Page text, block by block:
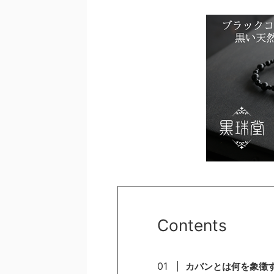
Contents
カバンとは何を象徴